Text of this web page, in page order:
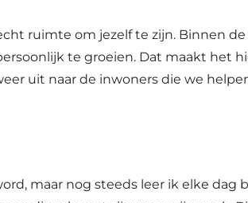
ruimte om jezelf te zijn. Binnen
te groeien. Dat maakt het
uit naar de inwoners die we
maar nog steeds leer ik elke dag